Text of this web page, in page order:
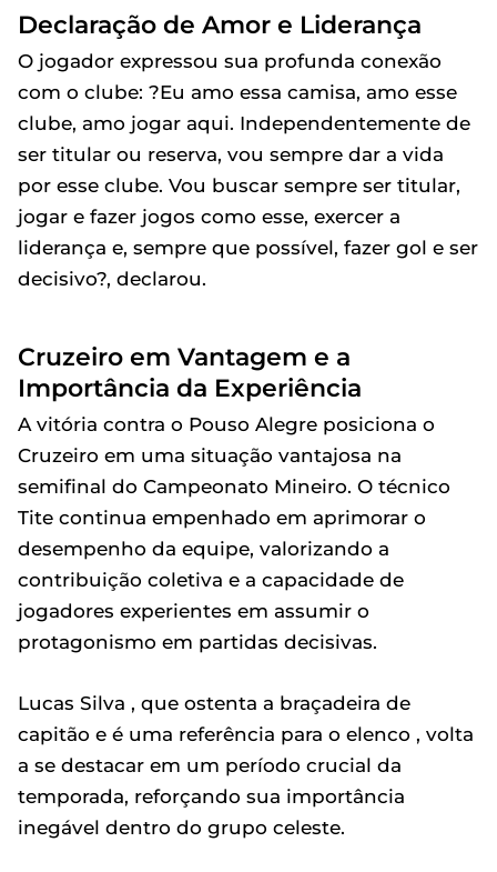
Declaração de Amor e Liderança
O jogador expressou sua profunda conexão
com o clube: ?Eu amo essa camisa, amo esse
clube, amo jogar aqui. Independentemente de
ser titular ou reserva, vou sempre dar a vida
por esse clube. Vou buscar sempre ser titular,
jogar e fazer jogos como esse, exercer a
liderança e, sempre que possível, fazer gol e ser
decisivo?, declarou.
Cruzeiro em Vantagem e a
Importância da Experiência
A vitória contra o Pouso Alegre posiciona o
Cruzeiro em uma situação vantajosa na
semifinal do Campeonato Mineiro. O técnico
Tite continua empenhado em aprimorar o
desempenho da equipe, valorizando a
contribuição coletiva e a capacidade de
jogadores experientes em assumir o
protagonismo em partidas decisivas.
Lucas Silva , que ostenta a braçadeira de
capitão e é uma referência para o elenco , volta
a se destacar em um período crucial da
temporada, reforçando sua importância
inegável dentro do grupo celeste.